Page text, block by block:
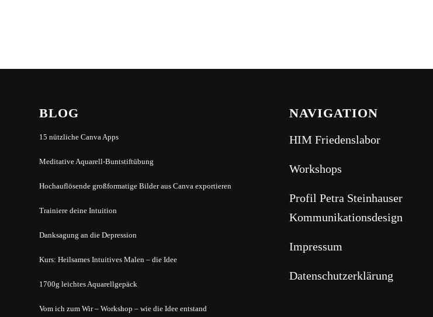
BLOG
15 nützliche Canva Apps
Meditative Aquarell-Buntstiftübung
Hochauflösende großformatige Bilder aus Canva exportieren
Trainiere deine Intuition
Danksagung an die Depression
Kurs: Heilsames Intuitives Malen – die Idee
1700g leichtes Aquarellgepäck
Vom ich zum Wir – Workshop – wie die Idee entstand
NAVIGATION
HIM Friedenslabor
Workshops
Profil Petra Steinhauser
Kommunikationsdesign
Impressum
Datenschutzerklärung